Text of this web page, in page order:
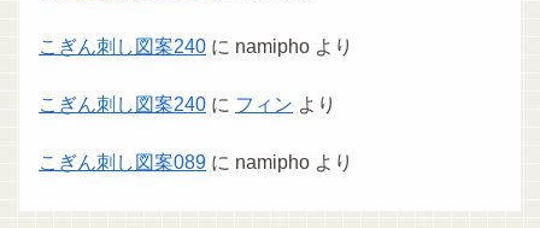
こぎん刺し図案240 に namipho より
こぎん刺し図案240 に フィン より
こぎん刺し図案089 に namipho より